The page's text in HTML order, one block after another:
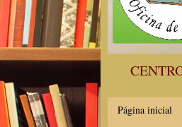
Página inicial